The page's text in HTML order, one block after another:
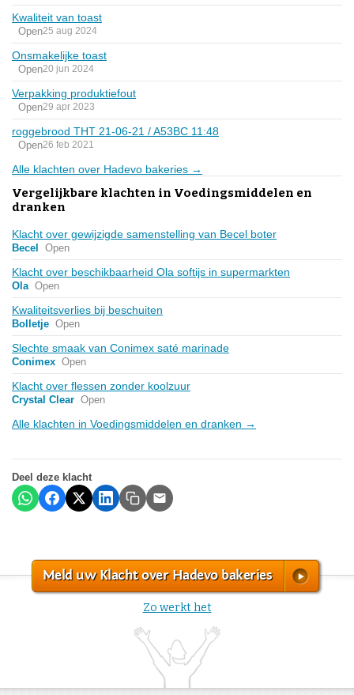
Kwaliteit van toast
Open25 aug 2024
Onsmakelijke toast
Open20 jun 2024
Verpakking produktiefout
Open29 apr 2023
roggebrood THT 21-06-21 / A53BC 11:48
Open26 feb 2021
Alle klachten over Hadevo bakeries →
Vergelijkbare klachten in Voedingsmiddelen en
dranken
Klacht over gewijzigde samenstelling van Becel boter
Becel Open
Klacht over beschikbaarheid Ola softijs in supermarkten
Ola Open
Kwaliteitsverlies bij beschuiten
Bolletje Open
Slechte smaak van Conimex saté marinade
Conimex Open
Klacht over flessen zonder koolzuur
Crystal Clear Open
Alle klachten in Voedingsmiddelen en dranken →
Deel deze klacht
Meld uw Klacht over Hadevo bakeries
Zo werkt het